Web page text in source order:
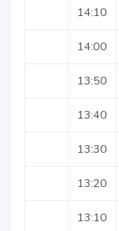
14:10
14:00
13:50
13:40
13:30
13:20
13:10